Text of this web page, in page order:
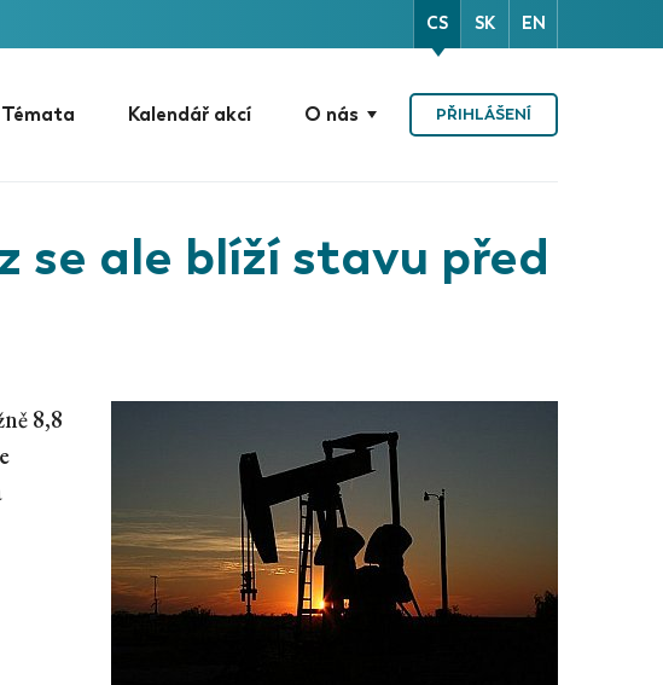
CS SK EN
Témata Kalendář akcí O nás PŘIHLÁŠENÍ
se ale blíží stavu před
8,8